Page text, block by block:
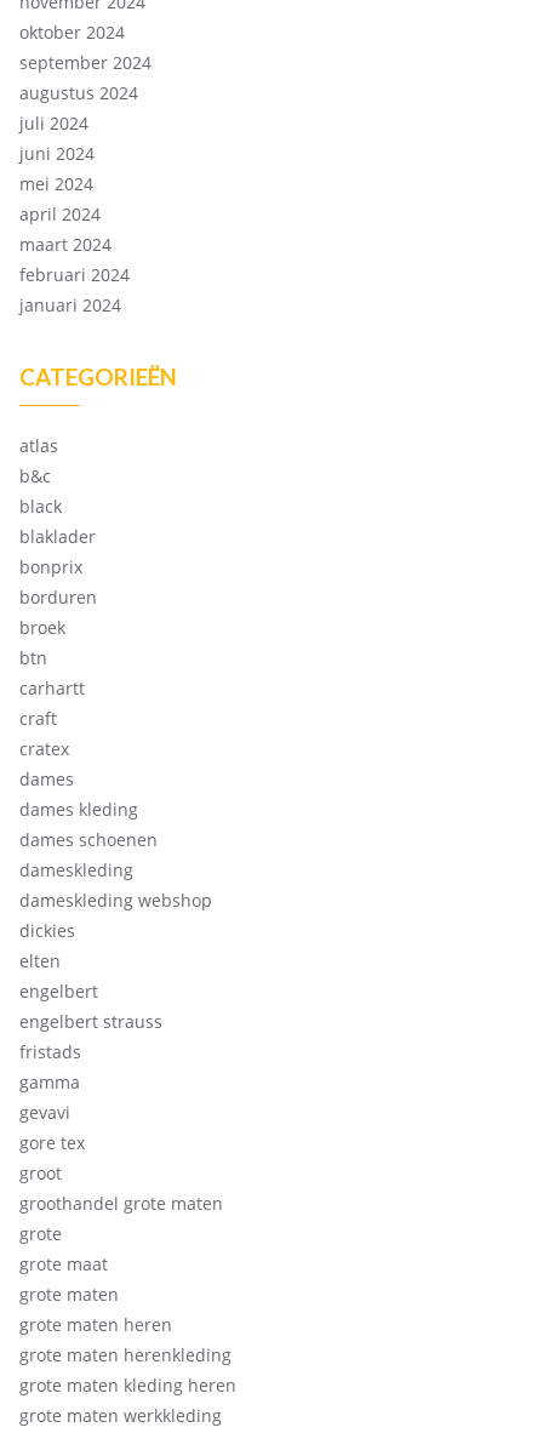
oktober 2024
september 2024
augustus 2024
juli 2024
juni 2024
mei 2024
april 2024
maart 2024
februari 2024
januari 2024
CATEGORIEËN
atlas
b&c
black
blaklader
bonprix
borduren
broek
btn
carhartt
craft
cratex
dames
dames kleding
dames schoenen
dameskleding
dameskleding webshop
dickies
elten
engelbert
engelbert strauss
fristads
gamma
gevavi
gore tex
groot
groothandel grote maten
grote
grote maat
grote maten
grote maten heren
grote maten herenkleding
grote maten kleding heren
grote maten werkkleding